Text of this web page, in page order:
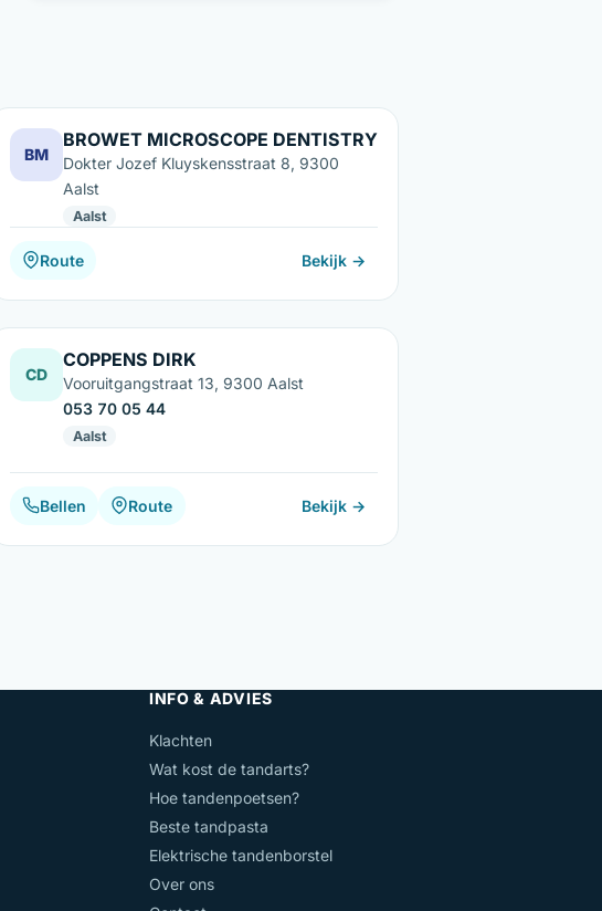
BM
BROWET MICROSCOPE DENTISTRY
Dokter Jozef Kluyskensstraat 8, 9300
Aalst
Aalst
Route Bekijk →
CD
COPPENS DIRK
Vooruitgangstraat 13, 9300 Aalst
053 70 05 44
Aalst
Bellen Route Bekijk →
INFO & ADVIES
Klachten
Wat kost de tandarts?
Hoe tandenpoetsen?
Beste tandpasta
Elektrische tandenborstel
Over ons